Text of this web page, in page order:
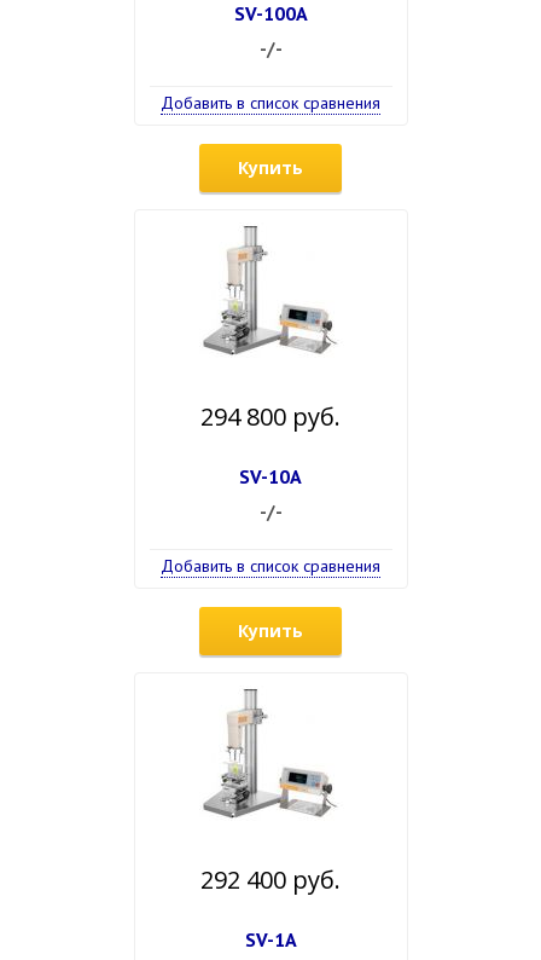
SV-100A
-/-
Добавить в список сравнения
Купить
294 800 руб.
SV-10A
-/-
Добавить в список сравнения
Купить
292 400 руб.
SV-1A